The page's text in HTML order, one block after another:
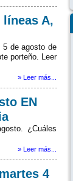
A,
5 de agosto de
porteño. Leer
» Leer más...
EN
¿Cuáles
» Leer más...
4